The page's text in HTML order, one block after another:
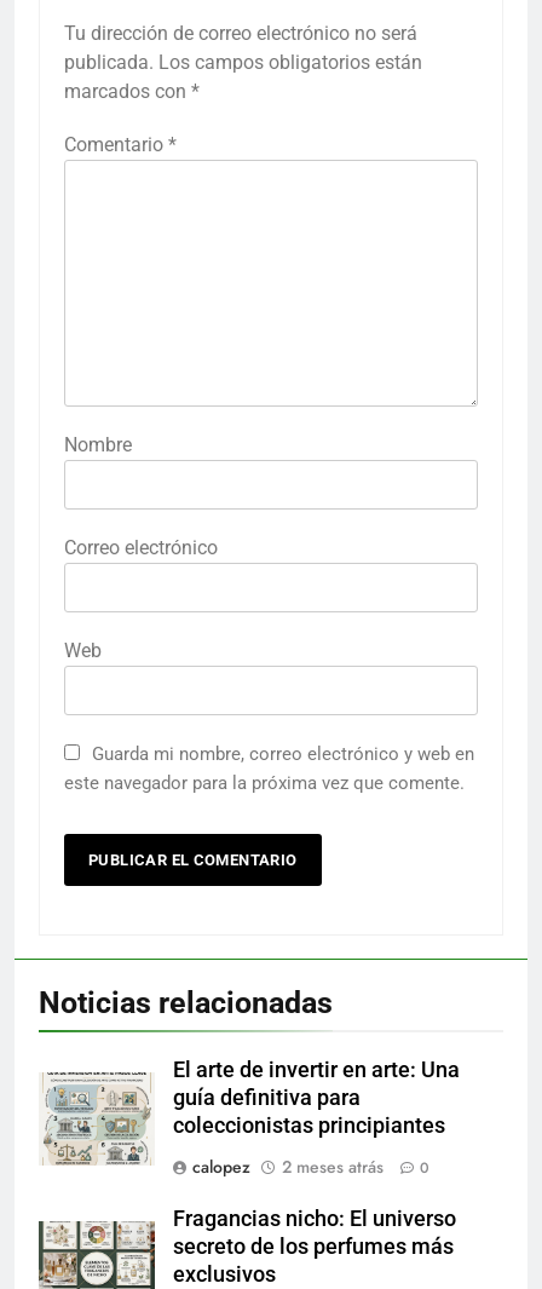
Tu dirección de correo electrónico no será
publicada. Los campos obligatorios están
marcados con *
Comentario *
Nombre
Correo electrónico
Web
Guarda mi nombre, correo electrónico y web en
este navegador para la próxima vez que comente.
Noticias relacionadas
El arte de invertir en arte: Una
guía definitiva para
coleccionistas principiantes
calopez
2 meses atrás 0
Fragancias nicho: El universo
secreto de los perfumes más
exclusivos